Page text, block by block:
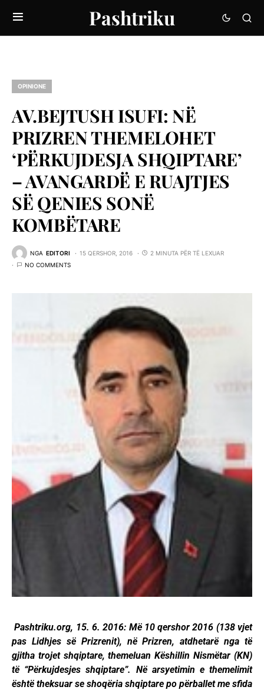
Pashtriku
OPINIONE
AV.BEJTUSH ISUFI: NË
PRIZREN THEMELOHET
‘PËRKUJDESJA SHQIPTARE’
– AVANGARDË E RUAJTJES
SË QENIES SONË
KOMBËTARE
NGA EDITORI 15 QERSHOR, 2016
2 MINUTA PËR TË LEXUAR
NO COMMENTS
Pashtriku.org, 15. 6. 2016: Më 10 qershor 2016 (138 vjet
pas Lidhjes së Prizrenit), në Prizren, atdhetarë nga të
gjitha trojet shqiptare, themeluan Këshillin Nismëtar (KN)
të “Përkujdesjes shqiptare”. Në arsyetimin e themelimit
është theksuar se shoqëria shqiptare po përballet me sfida